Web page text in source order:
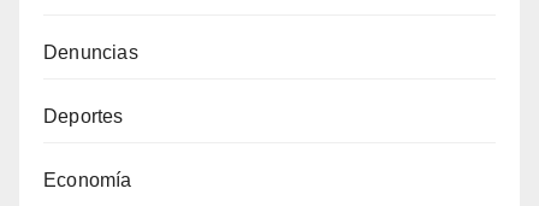
Denuncias
Deportes
Economía